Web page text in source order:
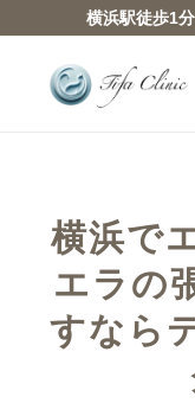
横浜駅徒歩1
横浜で
エラの
すなら